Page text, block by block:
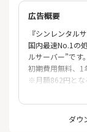
広告概要
『シンレンタル
国内最速No.1の
ルサーバー”です。
初期費用無料、1
※月額862円とな
■サービスの特長
・全ストレージ
・独自ドメイン
ダウ